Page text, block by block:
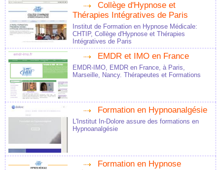
Collège d'Hypnose et
Thérapies Intégratives de Paris
Institut de Formation en Hypnose Médicale:
CHTIP, Collège d'Hypnose et Thérapies
Intégratives de Paris
EMDR et IMO en France
EMDR-IMO, EMDR en France, à Paris,
Marseille, Nancy. Thérapeutes et Formations
Formation en Hypnoanalgésie
L'Institut In-Dolore assure des formations en
Hypnoanalgésie
Formation en Hypnose